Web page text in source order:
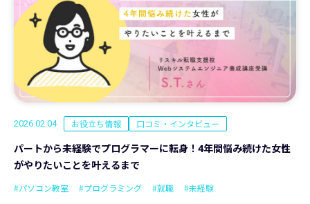
2026.02.04 お役立ち情報 口コミ・インタビュー
パートから未経験でプログラマーに転身！4年間悩み続けた女性
がやりたいことを叶えるまで
#パソコン教室 #プログラミング #就職 #未経験